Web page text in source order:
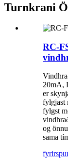
Turnkrani
RC-
20mA,
er
fylgjast
fylgst
og
sama